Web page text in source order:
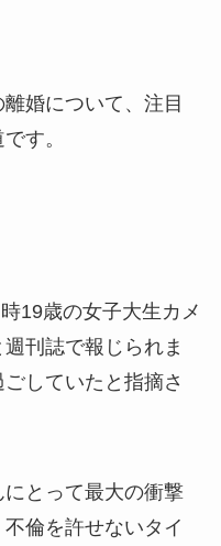
婚について、注目
す。
19歳の女子大生カメ
刊誌で報じられま
していたと指摘さ
とって最大の衝撃
倫を許せないタイ